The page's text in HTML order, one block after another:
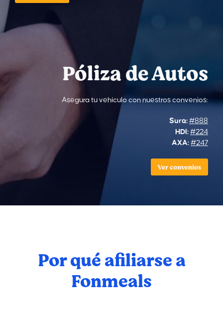
Póliza de Autos
Asegura tu vehículo con nuestros convenios:
Sura: #888
HDI: #224
AXA: #247
Ver convenios
Por qué afiliarse a
Fonmeals